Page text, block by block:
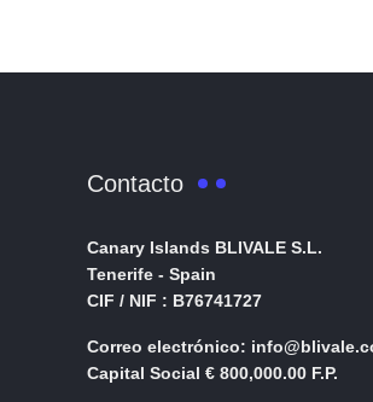
Contacto
Canary Islands BLIVALE S.L.
Tenerife - Spain
CIF / NIF : B76741727
Correo electrónico:
Capital Social € 800,000.00 F.P.